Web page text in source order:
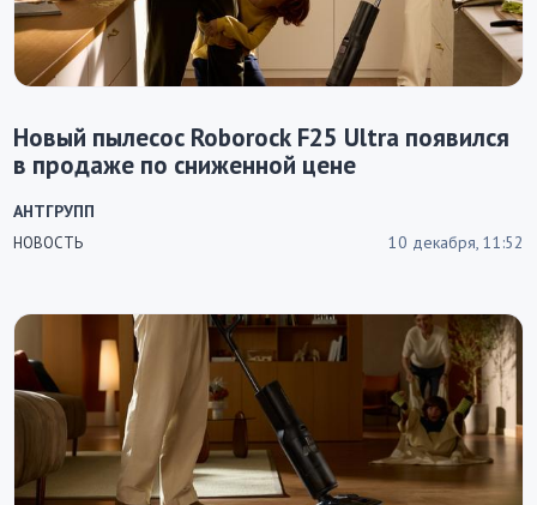
Новый пылесос Roborock F25 Ultra появился
в продаже по сниженной цене
НОВОСТЬ 10 декабря, 11:52
АНТГРУПП